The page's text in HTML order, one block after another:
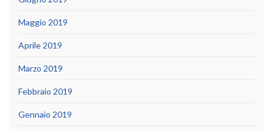
Maggio 2019
Aprile 2019
Marzo 2019
Febbraio 2019
Gennaio 2019